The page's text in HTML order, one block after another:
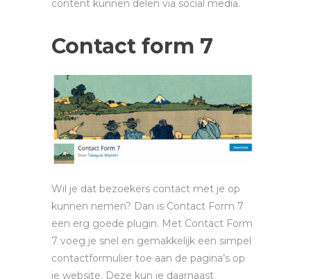
content kunnen delen via social media.
Contact form 7
Wil je dat bezoekers contact met je op
kunnen nemen? Dan is Contact Form 7
een erg goede plugin. Met Contact Form
7 voeg je snel en gemakkelijk een simpel
contactformulier toe aan de pagina’s op
je website. Deze kun je daarnaast